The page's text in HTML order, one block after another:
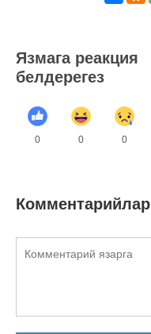
Язмага реакция
белдерегез
0 0 0
Комментарийлар